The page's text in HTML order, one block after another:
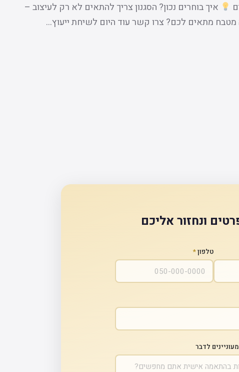
איך בוחרים נכון? הסגנון צריך להתאים לא רק לעיצוב –
מתאים לכם? צרו קשר עוד היום לשיחת ייעוץ…
ונחזור אליכם
טלפון*
לדבר